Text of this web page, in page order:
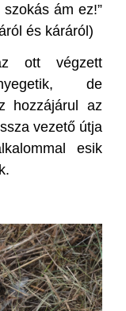
ám ez!”
és káráról)
ott végzett
de
hozzájárul az
vezető útja
esik